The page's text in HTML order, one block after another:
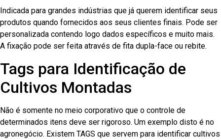
Indicada para grandes indústrias que já querem identificar seus
produtos quando fornecidos aos seus clientes finais. Pode ser
personalizada contendo logo dados específicos e muito mais.
A fixação pode ser feita através de fita dupla-face ou rebite.
Tags para Identificação de
Cultivos Montadas
Não é somente no meio corporativo que o controle de
determinados itens deve ser rigoroso. Um exemplo disto é no
agronegócio. Existem TAGS que servem para identificar cultivos